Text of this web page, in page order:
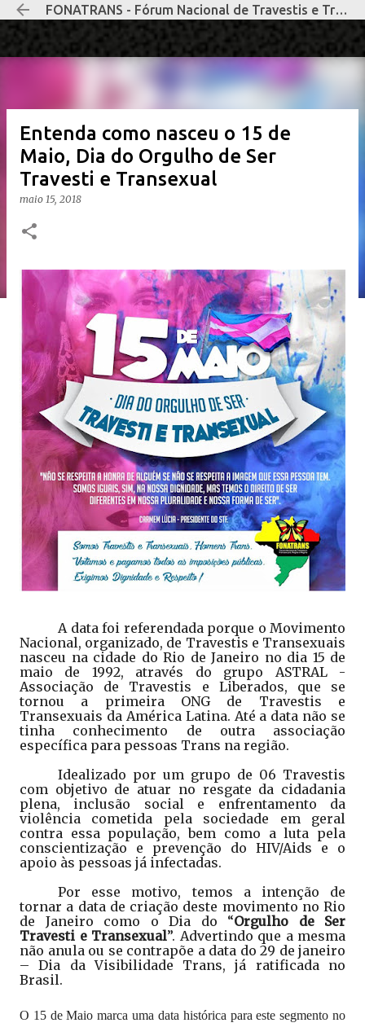
Pular para o conteúdo principal
FONATRANS - Fórum Nacional de Travestis e Transexuais Negras e Negros
Entenda como nasceu o 15 de
Maio, Dia do Orgulho de Ser
Travesti e Transexual
maio 15, 2018
A data foi referendada porque o Movimento
Nacional, organizado, de Travestis e Transexuais
nasceu na cidade do Rio de Janeiro no dia 15 de
maio de 1992, através do grupo ASTRAL -
Associação de Travestis e Liberados, que se
tornou a primeira ONG de Travestis e
Transexuais da América Latina. Até a data não se
tinha conhecimento de outra associação
específica para pessoas Trans na região.
Idealizado por um grupo de 06 Travestis
com objetivo de atuar no resgate da cidadania
plena, inclusão social e enfrentamento da
violência cometida pela sociedade em geral
contra essa população, bem como a luta pela
conscientização e prevenção do HIV/Aids e o
apoio às pessoas já infectadas.
Por esse motivo, temos a intenção de
tornar a data de criação deste movimento no Rio
de Janeiro como o Dia do “Orgulho de Ser
Travesti e Transexual”. Advertindo que a mesma
não anula ou se contrapõe a data do 29 de janeiro
– Dia da Visibilidade Trans, já ratificada no
Brasil.
O 15 de Maio marca uma data histórica para este segmento no